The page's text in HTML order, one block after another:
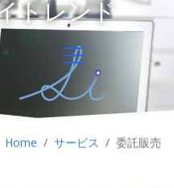
トレンド
Home / サービス / 委託販売